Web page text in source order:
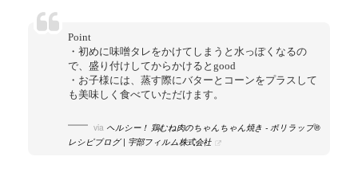
Point
・初めに味噌タレをかけてしまうと水っぽくなるの
で、盛り付けしてからかけるとgood
・お子様には、蒸す際にバターとコーンをプラスして
も美味しく食べていただけます。
via ヘルシー！ 鶏むね肉のちゃんちゃん焼き - ポリラップ®
レシピブログ | 宇部フィルム株式会社